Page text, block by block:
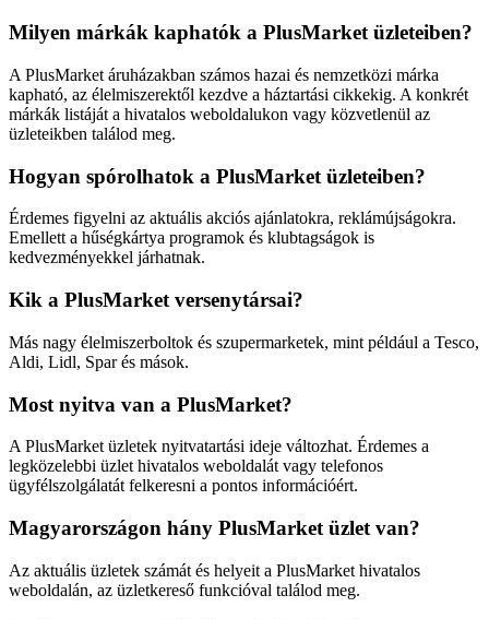
Milyen márkák kaphatók a PlusMarket üzleteiben?
A PlusMarket áruházakban számos hazai és nemzetközi márka
kapható, az élelmiszerektől kezdve a háztartási cikkekig. A konkrét
márkák listáját a hivatalos weboldalukon vagy közvetlenül az
üzleteikben találod meg.
Hogyan spórolhatok a PlusMarket üzleteiben?
Érdemes figyelni az aktuális akciós ajánlatokra, reklámújságokra.
Emellett a hűségkártya programok és klubtagságok is
kedvezményekkel járhatnak.
Kik a PlusMarket versenytársai?
Más nagy élelmiszerboltok és szupermarketek, mint például a Tesco,
Aldi, Lidl, Spar és mások.
Most nyitva van a PlusMarket?
A PlusMarket üzletek nyitvatartási ideje változhat. Érdemes a
legközelebbi üzlet hivatalos weboldalát vagy telefonos
ügyfélszolgálatát felkeresni a pontos információért.
Magyarországon hány PlusMarket üzlet van?
Az aktuális üzletek számát és helyeit a PlusMarket hivatalos
weboldalán, az üzletkereső funkcióval találod meg.